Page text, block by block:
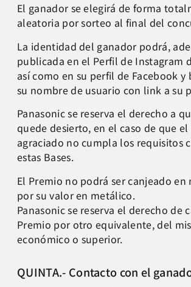
El ganador se elegirá de forma
aleatoria por sorteo al final del
La identidad del ganador podrá,
publicada en el Perfil de Instagram
así como en su perfil de Facebook
su nombre de usuario con link a su
Panasonic se reserva el derecho a
quede desierto, en el caso de que
agraciado no cumpla los requisitos
estas Bases.
El Premio no podrá ser canjeado en
por su valor en metálico.
Panasonic se reserva el derecho de
Premio por otro equivalente, del
económico o superior.
QUINTA.- Contacto con el